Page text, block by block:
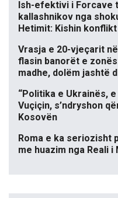
Ish-efektivi i Forcave
kallashnikov nga
Hetimit: Kishin
Vrasja e 20-vjeçarit
flasin banorët e
madhe, dolëm jashtë
“Politika e Ukrainës,
Vuçiçin, s’ndryshon
Kosovën
Roma e ka seriozisht
me huazim nga Reali i